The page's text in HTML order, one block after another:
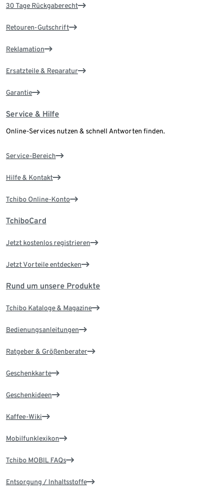
30 Tage Rückgaberecht
Retouren-Gutschrift
Reklamation
Ersatzteile & Reparatur
Garantie
Service & Hilfe
Online-Services nutzen & schnell Antworten finden.
Service-Bereich
Hilfe & Kontakt
Tchibo Online-Konto
TchiboCard
Jetzt kostenlos registrieren
Jetzt Vorteile entdecken
Rund um unsere Produkte
Tchibo Kataloge & Magazine
Bedienungsanleitungen
Ratgeber & Größenberater
Geschenkkarte
Geschenkideen
Kaffee-Wiki
Mobilfunklexikon
Tchibo MOBIL FAQs
Entsorgung / Inhaltsstoffe